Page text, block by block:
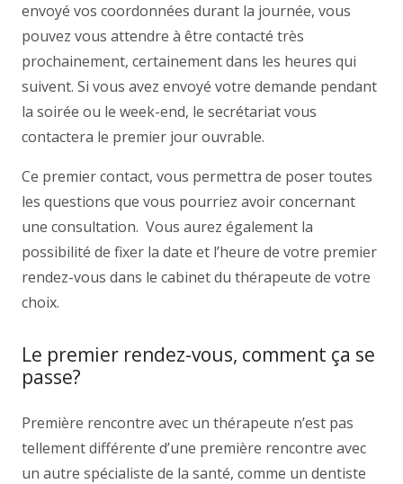
envoyé vos coordonnées durant la journée, vous
pouvez vous attendre à être contacté très
prochainement, certainement dans les heures qui
suivent. Si vous avez envoyé votre demande pendant
la soirée ou le week-end, le secrétariat vous
contactera le premier jour ouvrable.
Ce premier contact, vous permettra de poser toutes
les questions que vous pourriez avoir concernant
une consultation. Vous aurez également la
possibilité de fixer la date et l’heure de votre premier
rendez-vous dans le cabinet du thérapeute de votre
choix.
Le premier rendez-vous, comment ça se
passe?
Première rencontre avec un thérapeute n’est pas
tellement différente d’une première rencontre avec
un autre spécialiste de la santé, comme un dentiste